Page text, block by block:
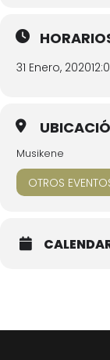
31 Enero, 2020
Musikene
OTROS